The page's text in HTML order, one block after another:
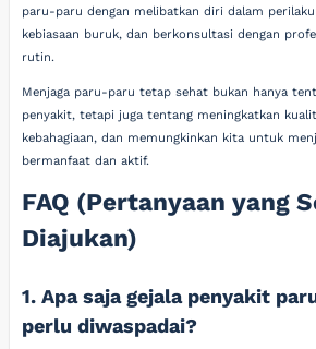
paru-paru dengan melibatkan diri dalam
kebiasaan buruk, dan berkonsultasi dengan
rutin.
Menjaga paru-paru tetap sehat bukan hanya
penyakit, tetapi juga tentang meningkatkan
kebahagiaan, dan memungkinkan kita untuk
bermanfaat dan aktif.
FAQ (Pertanyaan yang
Diajukan)
1. Apa saja gejala penyakit
perlu diwaspadai?